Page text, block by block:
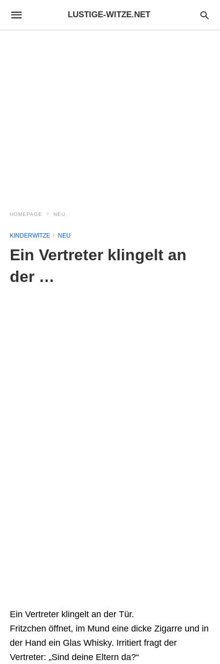
LUSTIGE-WITZE.NET
HOMEPAGE NEU
KINDERWITZE NEU
Ein Vertreter klingelt an
der …
Ein Vertreter klingelt an der Tür.
Fritzchen öffnet, im Mund eine dicke Zigarre und in
der Hand ein Glas Whisky. Irritiert fragt der
Vertreter: „Sind deine Eltern da?“